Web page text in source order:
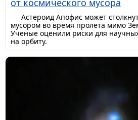
Астероид Апофис может
мусором во время пролета мимо
Ученые оценили риски для
на орбиту.